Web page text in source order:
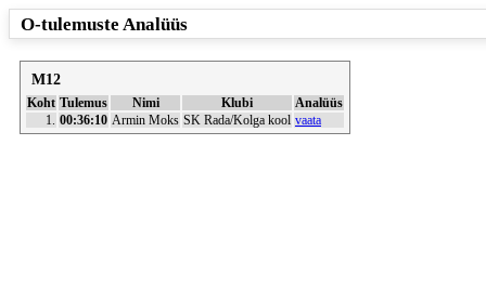
O-tulemuste Analüüs
M12
Koht Tulemus Nimi Klubi
Analüüs
1. 00:36:10 Armin Moks SK Rada/Kolga kool vaata